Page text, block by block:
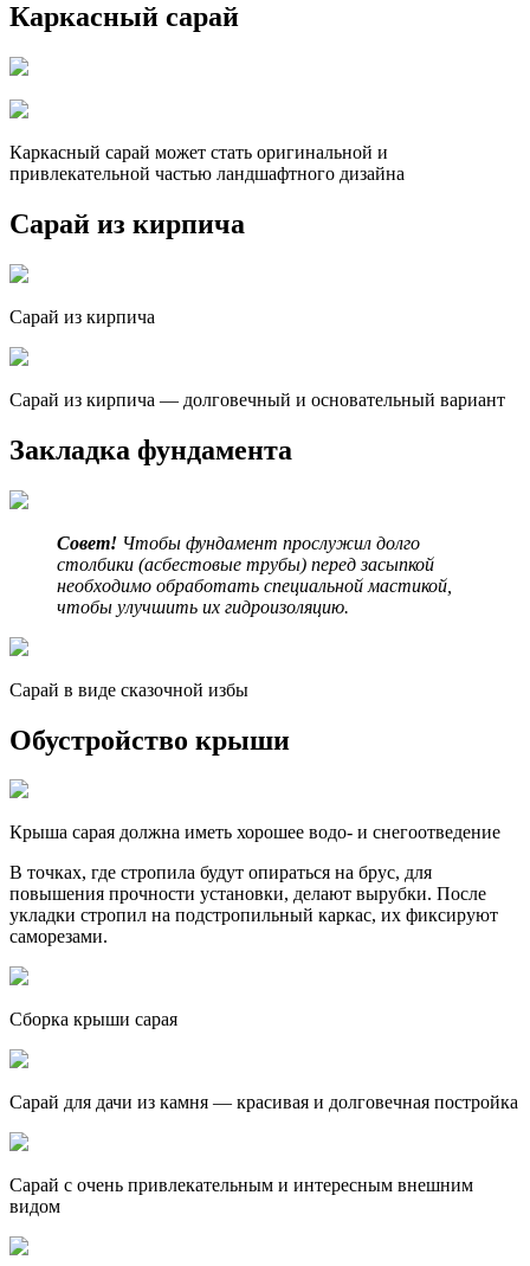
Каркасный сарай
Каркасный сарай может стать оригинальной и
привлекательной частью ландшафтного дизайна
Сарай из кирпича
Сарай из кирпича
Сарай из кирпича — долговечный и основательный вариант
Закладка фундамента
Совет! Чтобы фундамент прослужил долго
столбики (асбестовые трубы) перед засыпкой
необходимо обработать специальной мастикой,
чтобы улучшить их гидроизоляцию.
Сарай в виде сказочной избы
Обустройство крыши
Крыша сарая должна иметь хорошее водо- и снегоотведение
В точках, где стропила будут опираться на брус, для
повышения прочности установки, делают вырубки. После
укладки стропил на подстропильный каркас, их фиксируют
саморезами.
Сборка крыши сарая
Сарай для дачи из камня — красивая и долговечная постройка
Сарай с очень привлекательным и интересным внешним
видом